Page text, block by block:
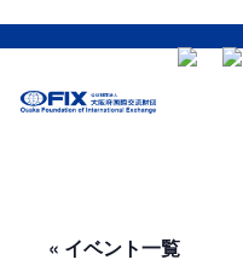
« イベント一覧